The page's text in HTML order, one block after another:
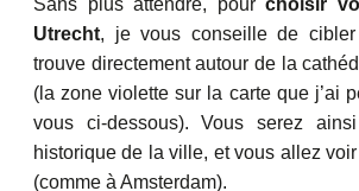
Sans plus attendre, pourchoisir
Utrecht, je vous conseille de
trouve directement autour de la
(la zone violette sur la carte que j’ai
vous ci-dessous). Vous serez
historique de la ville, et vous allez
(comme à Amsterdam).